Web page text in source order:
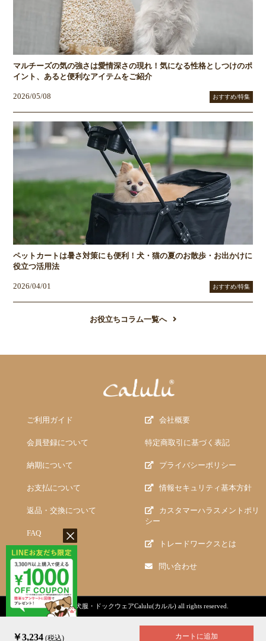
￥3,234(税込) カートに追加
マルチーズの気の強さは愛情深さの現れ！気になる性格としつけのポ
イント、あると便利なアイテムをご紹介
2026/05/08 おすすめ/特集
ペットカートは暑さ対策にも便利！犬・猫の夏のお散歩・お出かけに
役立つ活用法
2026/04/01 おすすめ/特集
お役立ちコラム一覧へ
ご利用ガイド
会員登録について
納期について
お支払について
返品・交換について
FAQ
会社概要
特定商取引に基づく表記
プライバシーポリシー
情報セキュリティ基本方針
カスタマーハラスメントポリ
シー
トレードワークスとは
問い合わせ
copyright (c)犬服・ドックウェアCalulu(カルル) all rights reserved.